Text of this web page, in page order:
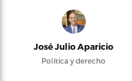
José Julio Aparicio
Política y derecho